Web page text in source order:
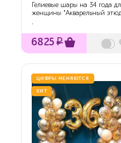
Гелиевые шары на 34 года
женщины "Акварельный
.
6825 ₽
ЦИФРЫ МЕНЯЮТСЯ
ХИТ